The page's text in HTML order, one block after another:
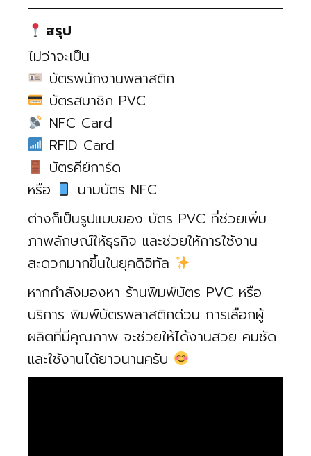
สรุป
ไม่ว่าจะเป็น
บัตรพนักงานพลาสติก
บัตรสมาชิก PVC
NFC Card
RFID Card
บัตรคีย์การ์ด
หรือ
นามบัตร NFC
ต่างก็เป็นรูปแบบของ บัตร PVC ที่ช่วยเพิ่ม
ภาพลักษณ์ให้ธุรกิจ และช่วยให้การใช้งาน
สะดวกมากขึ้นในยุคดิจิทัล
หากกำลังมองหา ร้านพิมพ์บัตร PVC หรือ
บริการ พิมพ์บัตรพลาสติกด่วน การเลือกผู้
ผลิตที่มีคุณภาพ จะช่วยให้ได้งานสวย คมชัด
และใช้งานได้ยาวนานครับ